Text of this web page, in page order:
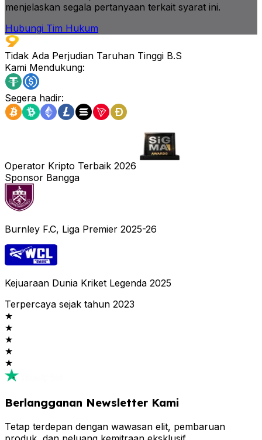
menjelaskan segala pertanyaan terkait syarat ini.
Hubungi Tim Hukum
Tidak Ada Perjudian Taruhan Tinggi B.S
Kami Mendukung:
Segera hadir:
Operator Kripto Terbaik 2026
Sponsor Bangga
Burnley F.C, Liga Premier 2025-26
Kejuaraan Dunia Kriket Legenda 2025
Terpercaya sejak tahun 2023
★
★
★
★
★
Berlangganan Newsletter Kami
Tetap terdepan dengan wawasan elit, pembaruan